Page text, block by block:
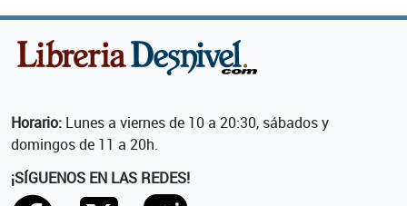
Horario: Lunes a viernes de 10 a 20:30, sábados y
domingos de 11 a 20h.
¡SÍGUENOS EN LAS REDES!